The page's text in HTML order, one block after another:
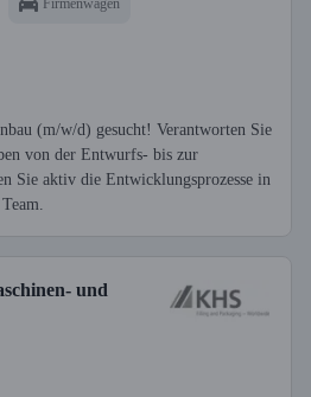
(m/w/d) gesucht! Verantworten Sie
von der Entwurfs- bis zur
Sie aktiv die Entwicklungsprozesse in
und